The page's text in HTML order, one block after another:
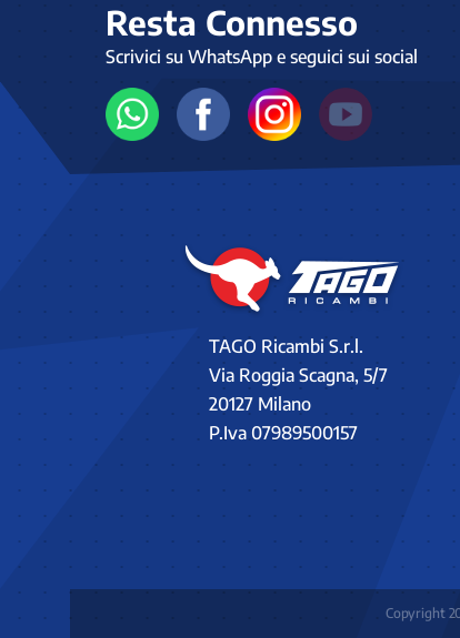
Resta Connesso
Scrivici su WhatsApp e seguici sui social
TAGO Ricambi S.r.l.
Via Roggia Scagna, 5/7
20127 Milano
P.Iva 07989500157
Copyright